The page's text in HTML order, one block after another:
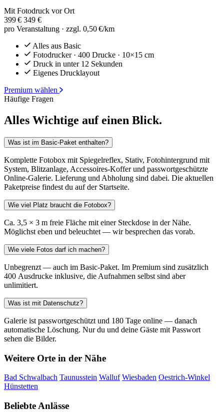
Mit Fotodruck vor Ort
399 € 349 €
pro Veranstaltung · zzgl. 0,50 €/km
Alles aus Basic
Fotodrucker · 400 Drucke · 10×15 cm
Druck in unter 12 Sekunden
Eigenes Drucklayout
Premium wählen
Häufige Fragen
Alles Wichtige auf einen Blick.
Was ist im Basic-Paket enthalten?
Komplette Fotobox mit Spiegelreflex, Stativ, Fotohintergrund mit
System, Blitzanlage, Accessoires-Koffer und passwortgeschützte
Online-Galerie. Lieferung und Abholung sind dabei. Die aktuellen
Paketpreise findest du auf der Startseite.
Wie viel Platz braucht die Fotobox?
Ca. 3,5 × 3 m freie Fläche mit einer Steckdose in der Nähe.
Möglichst eben und beleuchtet — wir besprechen das vorab.
Wie viele Fotos darf ich machen?
Unbegrenzt — auch im Basic-Paket. Im Premium sind zusätzlich
400 Ausdrucke inklusive, die Aufnahmen selbst sind aber
unlimitiert.
Was ist mit Datenschutz?
Galerie ist passwortgeschützt und 180 Tage online — danach
automatische Löschung. Nur du und deine Gäste mit Passwort
sehen die Bilder.
Weitere Orte in der Nähe
Bad Schwalbach Taunusstein Walluf Wiesbaden Oestrich-Winkel
Hünstetten
Beliebte Anlässe